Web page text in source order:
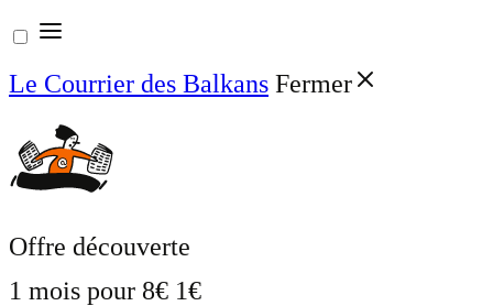
Aller
au
contenu
Le Courrier des Balkans Fermer
Offre découverte
1 mois pour 8€ 1€